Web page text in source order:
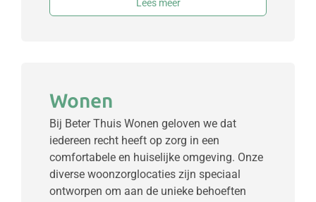
Lees meer
Wonen
Bij Beter Thuis Wonen geloven we dat
iedereen recht heeft op zorg in een
comfortabele en huiselijke omgeving. Onze
diverse woonzorglocaties zijn speciaal
ontworpen om aan de unieke behoeften